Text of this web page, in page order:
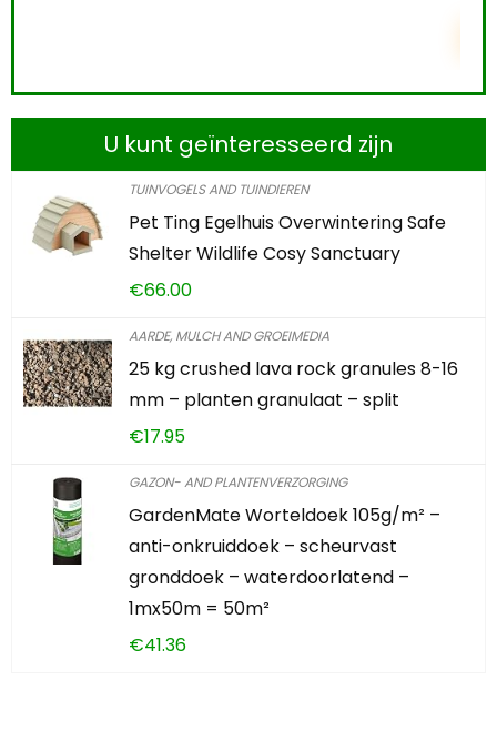
U kunt geïnteresseerd zijn
TUINVOGELS AND TUINDIEREN
Pet Ting Egelhuis Overwintering Safe
Shelter Wildlife Cosy Sanctuary
€66.00
AARDE, MULCH AND GROEIMEDIA
25 kg crushed lava rock granules 8-16
mm – planten granulaat – split
€17.95
GAZON- AND PLANTENVERZORGING
GardenMate Worteldoek 105g/m² –
anti-onkruiddoek – scheurvast
gronddoek – waterdoorlatend –
1mx50m = 50m²
€41.36